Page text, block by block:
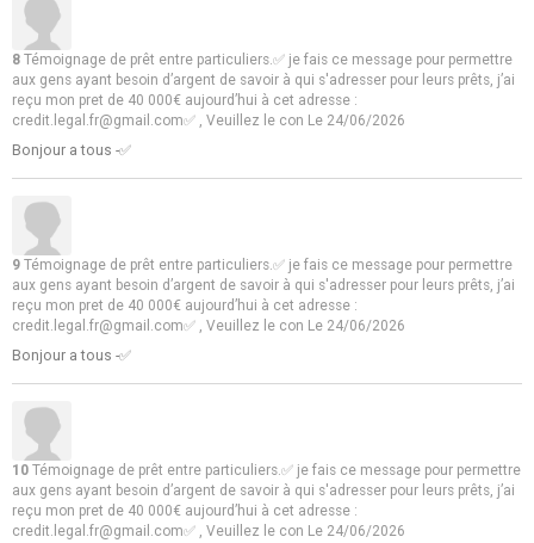
8 Témoignage de prêt entre particuliers.✅ je fais ce message pour permettre
aux gens ayant besoin d’argent de savoir à qui s'adresser pour leurs prêts, j’ai
reçu mon pret de 40 000€ aujourd’hui à cet adresse :
credit.legal.fr@gmail.com✅ , Veuillez le con Le 24/06/2026
Bonjour a tous -✅
9 Témoignage de prêt entre particuliers.✅ je fais ce message pour permettre
aux gens ayant besoin d’argent de savoir à qui s'adresser pour leurs prêts, j’ai
reçu mon pret de 40 000€ aujourd’hui à cet adresse :
credit.legal.fr@gmail.com✅ , Veuillez le con Le 24/06/2026
Bonjour a tous -✅
10 Témoignage de prêt entre particuliers.✅ je fais ce message pour permettre
aux gens ayant besoin d’argent de savoir à qui s'adresser pour leurs prêts, j’ai
reçu mon pret de 40 000€ aujourd’hui à cet adresse :
credit.legal.fr@gmail.com✅ , Veuillez le con Le 24/06/2026